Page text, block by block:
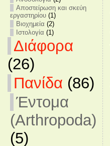
Αποστείρωση και σκεύη
εργαστηρίου(1)
Βιοχημεία (2)
Ιστολογία (1)
Διάφορα
(26)
Πανίδα (86)
Έντομα
(Arthropoda)
(5)